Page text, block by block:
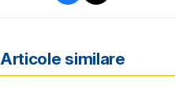
Articole similare